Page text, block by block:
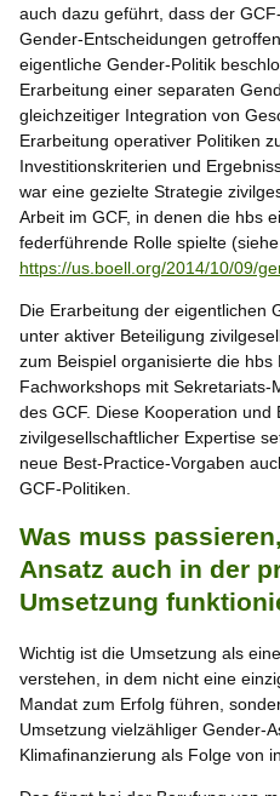
auch dazu geführt, dass der
Gender-Entscheidungen
eigentliche Gender-Politik
Erarbeitung einer separaten
gleichzeitiger Integration von
Erarbeitung operativer Politiken
Investitionskriterien und
war eine gezielte Strategie
Arbeit im GCF, in denen die hbs
federführende Rolle spielte
https://us.boell.org/2014/10/09/
Die Erarbeitung der eigentlichen
unter aktiver Beteiligung
zum Beispiel organisierte die
Fachworkshops mit
des GCF. Diese Kooperation und
zivilgesellschaftlicher Expertise
neue Best-Practice-Vorgaben
GCF-Politiken.
Was muss
Ansatz auch in der
Umsetzung
Wichtig ist die Umsetzung als
verstehen, in dem nicht eine
Mandat zum Erfolg führen,
Umsetzung vielzähliger Gender-
Klimafinanzierung als Folge von